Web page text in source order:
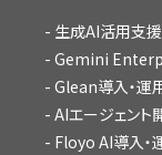
生成AI活用支援
Gemini
Glean導入・運
AIエージェント
Floyo AI導入・